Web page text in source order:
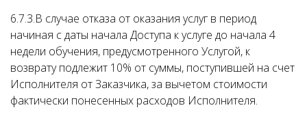
6.7.3.В случае отказа от оказания услуг в период
начиная с даты начала Доступа к услуге до начала 4
недели обучения, предусмотренного Услугой, к
возврату подлежит 10% от суммы, поступившей на счет
Исполнителя от Заказчика, за вычетом стоимости
фактически понесенных расходов Исполнителя.